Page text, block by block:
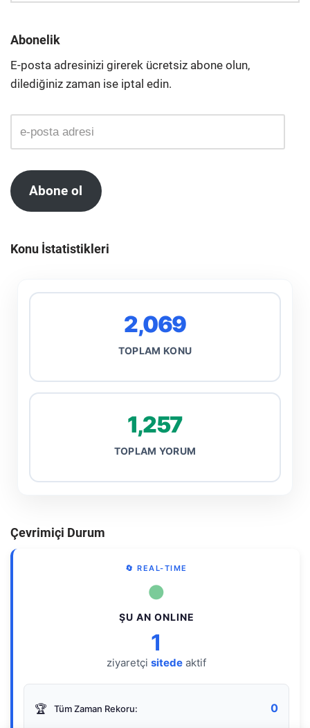
Abonelik
E-posta adresinizi girerek ücretsiz abone olun,
dilediğiniz zaman ise iptal edin.
Abone ol
Konu İstatistikleri
2,069
TOPLAM KONU
1,257
TOPLAM YORUM
Çevrimiçi Durum
🔄 REAL-TIME
●
ŞU AN ONLINE
1
ziyaretçi sitede aktif
🏆 Tüm Zaman Rekoru: 0